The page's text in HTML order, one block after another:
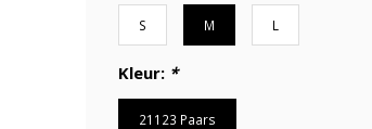
S M L
Kleur: *
21123 Paars